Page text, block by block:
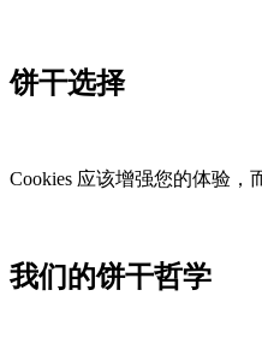
饼干选择
Cookies 应该增强您的体验，
我们的饼干哲学